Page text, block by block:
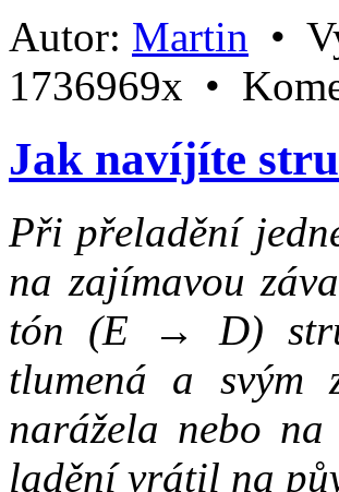
Autor: Martin •
1736969x •
Jak navíjíte
Při přeladění
na zajímavou
tón (E → D)
tlumená a svým
narážela nebo
ladění vrátil na